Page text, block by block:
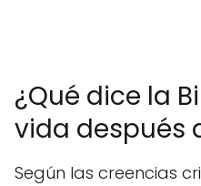
¿Qué dice la
vida después
Según las creencias